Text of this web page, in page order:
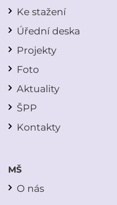
Ke stažení
Úřední deska
Projekty
Foto
Aktuality
ŠPP
Kontakty
MŠ
O nás